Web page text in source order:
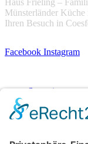
Haus Frieling –
Münsterländer
Ihren Besuch in
Facebook Instagram
Startseite
Speisekarte
Team